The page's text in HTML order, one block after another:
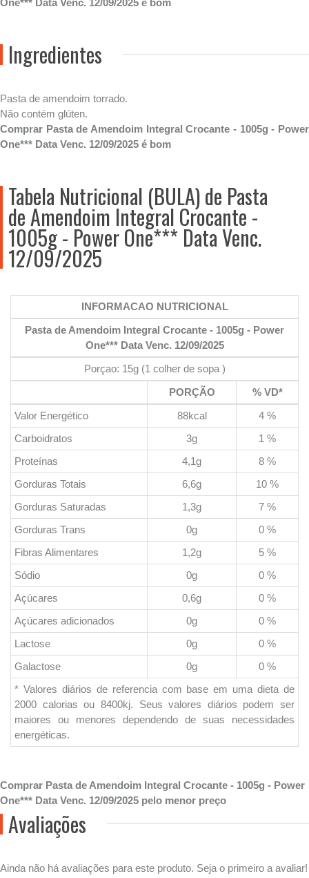
One*** Data Venc. 12/09/2025 é bom
Ingredientes
Pasta de amendoim torrado.
Não contém glúten.
Comprar Pasta de Amendoim Integral Crocante - 1005g - Power
One*** Data Venc. 12/09/2025 é bom
Tabela Nutricional (BULA) de Pasta
de Amendoim Integral Crocante -
1005g - Power One*** Data Venc.
12/09/2025
INFORMACAO NUTRICIONAL
Pasta de Amendoim Integral Crocante - 1005g - Power
One*** Data Venc. 12/09/2025
Porçao: 15g (1 colher de sopa )
PORÇÃO
% VD*
Valor Energético
88kcal
4 %
Carboidratos
3g
1 %
Proteínas
4,1g
8 %
Gorduras Totais
6,6g
10 %
Gorduras Saturadas
1,3g
7 %
Gorduras Trans
0g
0 %
Fibras Alimentares
1,2g
5 %
Sódio
0g
0 %
Açúcares
0,6g
0 %
Açúcares adicionados
0g
0 %
Lactose
0g
0 %
Galactose
0g
0 %
* Valores diários de referencia com base em uma dieta de
2000 calorias ou 8400kj. Seus valores diários podem ser
maiores ou menores dependendo de suas necessidades
energéticas.
Comprar Pasta de Amendoim Integral Crocante - 1005g - Power
One*** Data Venc. 12/09/2025 pelo menor preço
Avaliações
Ainda não há avaliações para este produto. Seja o primeiro a avaliar!